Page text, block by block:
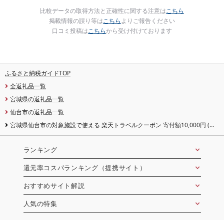
比較データの取得方法と正確性に関する注意はこちら
掲載情報の誤り等はこちらよりご報告ください
口コミ投稿はこちらから受け付けております
ふるさと納税ガイドTOP
全返礼品一覧
宮城県の返礼品一覧
仙台市の返礼品一覧
宮城県仙台市の対象施設で使える 楽天トラベルクーポン 寄付額10,000円 (ク
ランキング
還元率コスパランキング（提携サイト）
おすすめサイト解説
人気の特集